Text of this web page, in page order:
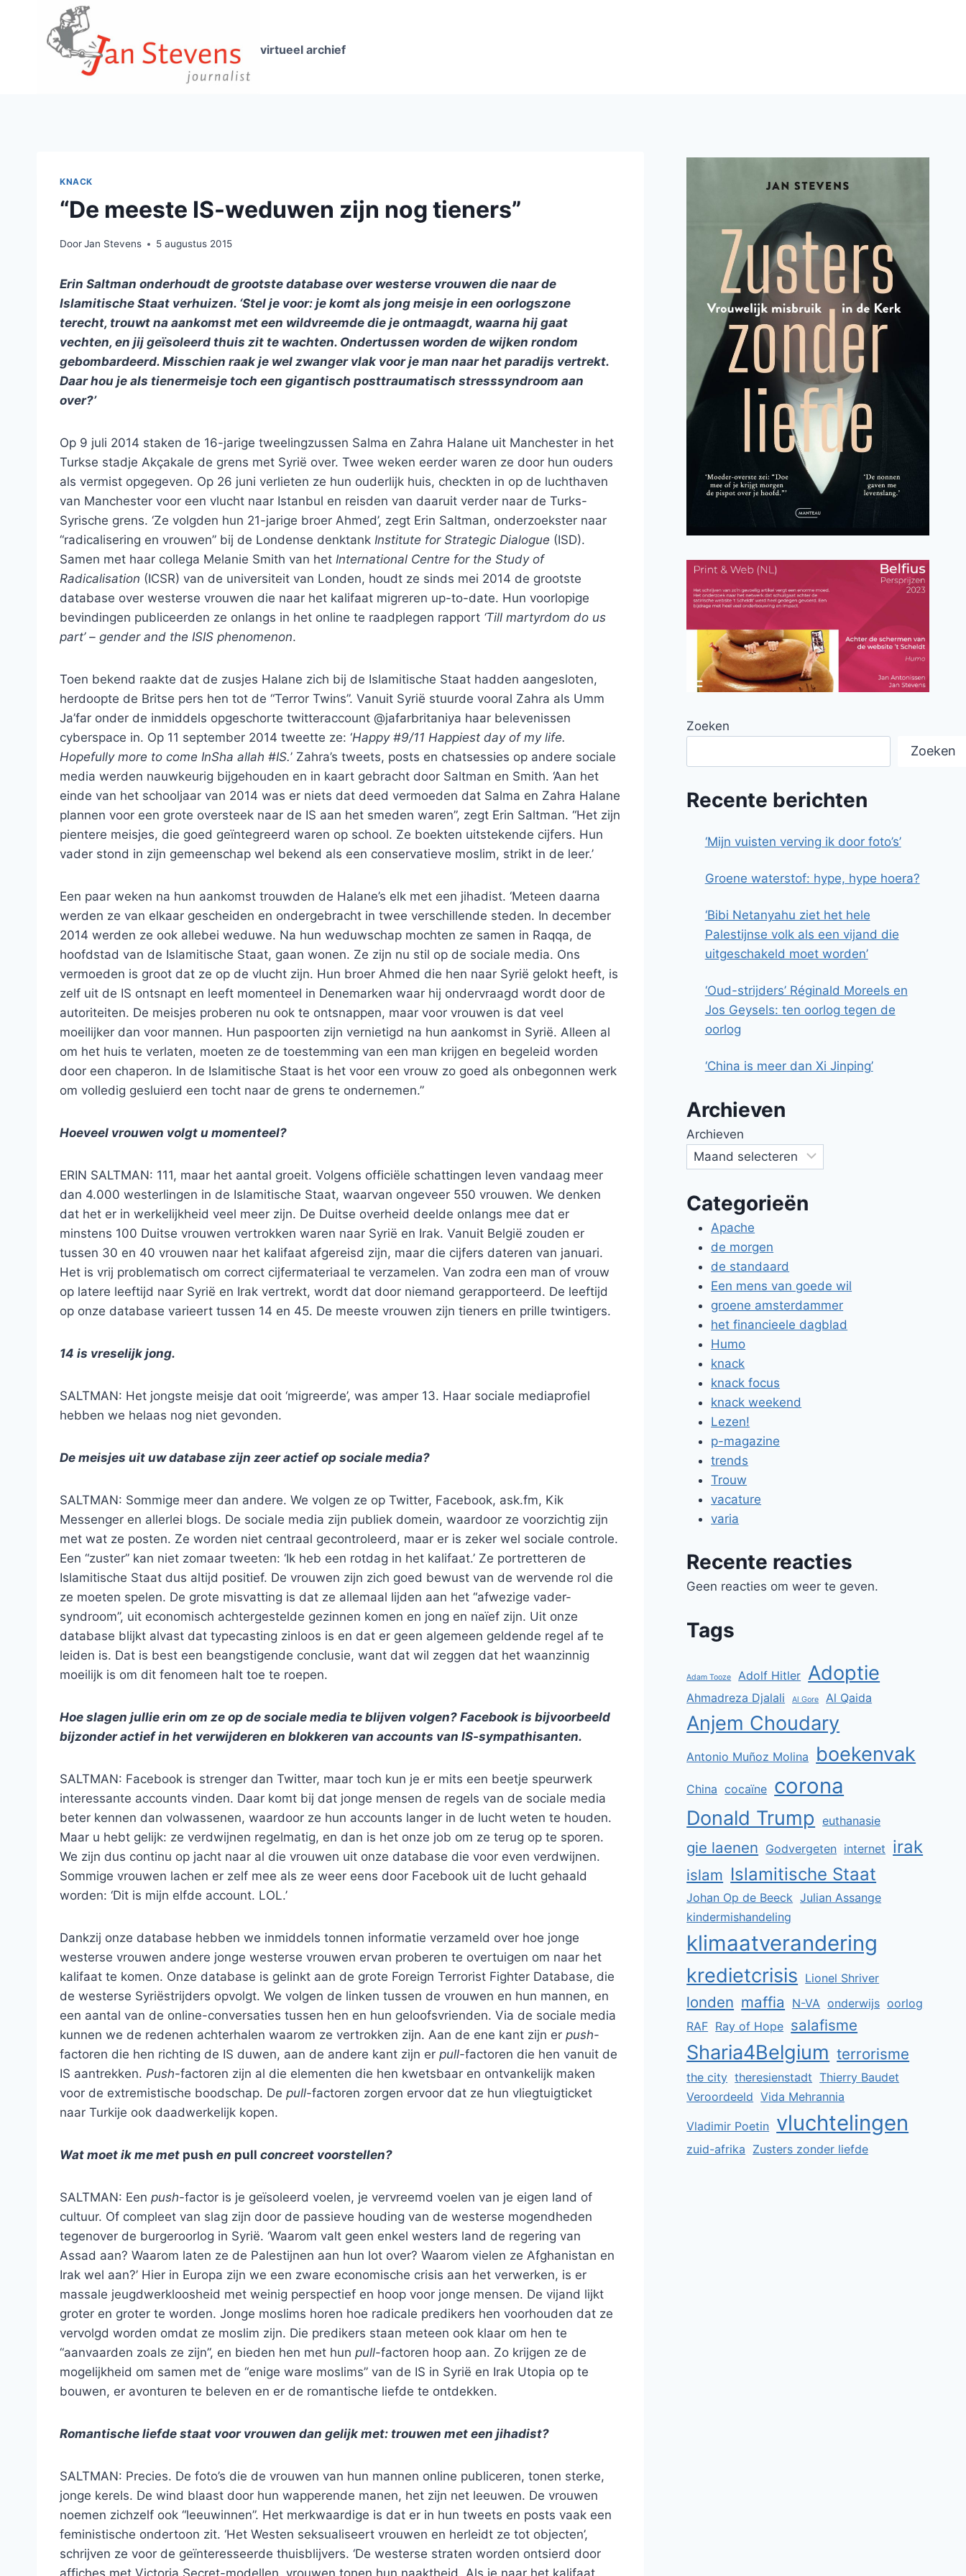
virtueel archief
KNACK
“De meeste IS-weduwen zijn nog tieners”
DoorJan Stevens 5 augustus 2015
Erin Saltman onderhoudt de grootste database over westerse vrouwen die naar de
Islamitische Staat verhuizen. ‘Stel je voor: je komt als jong meisje in een oorlogszone
terecht, trouwt na aankomst met een wildvreemde die je ontmaagdt, waarna hij gaat
vechten, en jij geïsoleerd thuis zit te wachten. Ondertussen worden de wijken rondom
gebombardeerd. Misschien raak je wel zwanger vlak voor je man naar het paradijs vertrekt.
Daar hou je als tienermeisje toch een gigantisch posttraumatisch stresssyndroom aan
over?’
Op 9 juli 2014 staken de 16-jarige tweelingzussen Salma en Zahra Halane uit Manchester in het
Turkse stadje Akçakale de grens met Syrië over. Twee weken eerder waren ze door hun ouders
als vermist opgegeven. Op 26 juni verlieten ze hun ouderlijk huis, checkten in op de luchthaven
van Manchester voor een vlucht naar Istanbul en reisden van daaruit verder naar de Turks-
Syrische grens. ‘Ze volgden hun 21-jarige broer Ahmed’, zegt Erin Saltman, onderzoekster naar
“radicalisering en vrouwen” bij de Londense denktank Institute for Strategic Dialogue (ISD).
Samen met haar collega Melanie Smith van het International Centre for the Study of
Radicalisation (ICSR) van de universiteit van Londen, houdt ze sinds mei 2014 de grootste
database over westerse vrouwen die naar het kalifaat migreren up-to-date. Hun voorlopige
bevindingen publiceerden ze onlangs in het online te raadplegen rapport ‘Till martyrdom do us
part’ – gender and the ISIS phenomenon.
Toen bekend raakte dat de zusjes Halane zich bij de Islamitische Staat hadden aangesloten,
herdoopte de Britse pers hen tot de “Terror Twins”. Vanuit Syrië stuurde vooral Zahra als Umm
Ja’far onder de inmiddels opgeschorte twitteraccount @jafarbritaniya haar belevenissen
cyberspace in. Op 11 september 2014 tweette ze: ‘Happy #9/11 Happiest day of my life.
Hopefully more to come InSha allah #IS.’ Zahra’s tweets, posts en chatsessies op andere sociale
media werden nauwkeurig bijgehouden en in kaart gebracht door Saltman en Smith. ‘Aan het
einde van het schooljaar van 2014 was er niets dat deed vermoeden dat Salma en Zahra Halane
plannen voor een grote oversteek naar de IS aan het smeden waren”, zegt Erin Saltman. “Het zijn
pientere meisjes, die goed geïntegreerd waren op school. Ze boekten uitstekende cijfers. Hun
vader stond in zijn gemeenschap wel bekend als een conservatieve moslim, strikt in de leer.’
Een paar weken na hun aankomst trouwden de Halane’s elk met een jihadist. ‘Meteen daarna
werden ze van elkaar gescheiden en ondergebracht in twee verschillende steden. In december
2014 werden ze ook allebei weduwe. Na hun weduwschap mochten ze samen in Raqqa, de
hoofdstad van de Islamitische Staat, gaan wonen. Ze zijn nu stil op de sociale media. Ons
vermoeden is groot dat ze op de vlucht zijn. Hun broer Ahmed die hen naar Syrië gelokt heeft, is
zelf uit de IS ontsnapt en leeft momenteel in Denemarken waar hij ondervraagd wordt door de
autoriteiten. De meisjes proberen nu ook te ontsnappen, maar voor vrouwen is dat veel
moeilijker dan voor mannen. Hun paspoorten zijn vernietigd na hun aankomst in Syrië. Alleen al
om het huis te verlaten, moeten ze de toestemming van een man krijgen en begeleid worden
door een chaperon. In de Islamitische Staat is het voor een vrouw zo goed als onbegonnen werk
om volledig gesluierd een tocht naar de grens te ondernemen.”
Hoeveel vrouwen volgt u momenteel?
ERIN SALTMAN: 111, maar het aantal groeit. Volgens officiële schattingen leven vandaag meer
dan 4.000 westerlingen in de Islamitische Staat, waarvan ongeveer 550 vrouwen. We denken
dat het er in werkelijkheid veel meer zijn. De Duitse overheid deelde onlangs mee dat er
minstens 100 Duitse vrouwen vertrokken waren naar Syrië en Irak. Vanuit België zouden er
tussen 30 en 40 vrouwen naar het kalifaat afgereisd zijn, maar die cijfers dateren van januari.
Het is vrij problematisch om correct cijfermateriaal te verzamelen. Van zodra een man of vrouw
op latere leeftijd naar Syrië en Irak vertrekt, wordt dat door niemand gerapporteerd. De leeftijd
op onze database varieert tussen 14 en 45. De meeste vrouwen zijn tieners en prille twintigers.
14 is vreselijk jong.
SALTMAN: Het jongste meisje dat ooit ‘migreerde’, was amper 13. Haar sociale mediaprofiel
hebben we helaas nog niet gevonden.
De meisjes uit uw database zijn zeer actief op sociale media?
SALTMAN: Sommige meer dan andere. We volgen ze op Twitter, Facebook, ask.fm, Kik
Messenger en allerlei blogs. De sociale media zijn publiek domein, waardoor ze voorzichtig zijn
met wat ze posten. Ze worden niet centraal gecontroleerd, maar er is zeker wel sociale controle.
Een “zuster” kan niet zomaar tweeten: ‘Ik heb een rotdag in het kalifaat.’ Ze portretteren de
Islamitische Staat dus altijd positief. De vrouwen zijn zich goed bewust van de wervende rol die
ze moeten spelen. De grote misvatting is dat ze allemaal lijden aan het “afwezige vader-
syndroom”, uit economisch achtergestelde gezinnen komen en jong en naïef zijn. Uit onze
database blijkt alvast dat typecasting zinloos is en dat er geen algemeen geldende regel af te
leiden is. Dat is best een beangstigende conclusie, want dat wil zeggen dat het waanzinnig
moeilijk is om dit fenomeen halt toe te roepen.
Hoe slagen jullie erin om ze op de sociale media te blijven volgen? Facebook is bijvoorbeeld
bijzonder actief in het verwijderen en blokkeren van accounts van IS-sympathisanten.
SALTMAN: Facebook is strenger dan Twitter, maar toch kun je er mits een beetje speurwerk
interessante accounts vinden. Daar komt bij dat jonge mensen de regels van de sociale media
beter kennen dan volwassenen, waardoor ze hun accounts langer in de lucht weten te houden.
Maar u hebt gelijk: ze verdwijnen regelmatig, en dan is het onze job om ze terug op te sporen.
We zijn dus continu op jacht naar al die vrouwen uit onze database die voor even verdwijnen.
Sommige vrouwen lachen er zelf mee als ze weer eens door Facebook uit de lucht gehaald
worden: ‘Dit is mijn elfde account. LOL.’
Dankzij onze database hebben we inmiddels tonnen informatie verzameld over hoe jonge
westerse vrouwen andere jonge westerse vrouwen ervan proberen te overtuigen om naar het
kalifaat te komen. Onze database is gelinkt aan de grote Foreign Terrorist Fighter Database, die
de westerse Syriëstrijders opvolgt. We volgen de linken tussen de vrouwen en hun mannen, en
een aantal van de online-conversaties tussen hen en hun geloofsvrienden. Via de sociale media
kunnen we de redenen achterhalen waarom ze vertrokken zijn. Aan de ene kant zijn er push-
factoren die hen richting de IS duwen, aan de andere kant zijn er pull-factoren die hen vanuit de
IS aantrekken. Push-factoren zijn al die elementen die hen kwetsbaar en ontvankelijk maken
voor de extremistische boodschap. De pull-factoren zorgen ervoor dat ze hun vliegtuigticket
naar Turkije ook daadwerkelijk kopen.
Wat moet ik me met push en pull concreet voorstellen?
SALTMAN: Een push-factor is je geïsoleerd voelen, je vervreemd voelen van je eigen land of
cultuur. Of compleet van slag zijn door de passieve houding van de westerse mogendheden
tegenover de burgeroorlog in Syrië. ‘Waarom valt geen enkel westers land de regering van
Assad aan? Waarom laten ze de Palestijnen aan hun lot over? Waarom vielen ze Afghanistan en
Irak wel aan?’ Hier in Europa zijn we een zware economische crisis aan het verwerken, is er
massale jeugdwerkloosheid met weinig perspectief en hoop voor jonge mensen. De vijand lijkt
groter en groter te worden. Jonge moslims horen hoe radicale predikers hen voorhouden dat ze
vervolgd worden omdat ze moslim zijn. Die predikers staan meteen ook klaar om hen te
“aanvaarden zoals ze zijn”, en bieden hen met hun pull-factoren hoop aan. Zo krijgen ze de
mogelijkheid om samen met de “enige ware moslims” van de IS in Syrië en Irak Utopia op te
bouwen, er avonturen te beleven en er de romantische liefde te ontdekken.
Romantische liefde staat voor vrouwen dan gelijk met: trouwen met een jihadist?
SALTMAN: Precies. De foto’s die de vrouwen van hun mannen online publiceren, tonen sterke,
jonge kerels. De wind blaast door hun wapperende manen, het zijn net leeuwen. De vrouwen
noemen zichzelf ook “leeuwinnen”. Het merkwaardige is dat er in hun tweets en posts vaak een
feministische ondertoon zit. ‘Het Westen seksualiseert vrouwen en herleidt ze tot objecten’,
schrijven ze voor de geïnteresseerde thuisblijvers. ‘De westerse straten worden ontsierd door
Zoeken
Zoeken
Recente berichten
‘Mijn vuisten verving ik door foto’s’
Groene waterstof: hype, hype hoera?
‘Bibi Netanyahu ziet het hele
Palestijnse volk als een vijand die
uitgeschakeld moet worden’
‘Oud-strijders’ Réginald Moreels en
Jos Geysels: ten oorlog tegen de
oorlog
‘China is meer dan Xi Jinping’
Archieven
Archieven
Categorieën
Apache
de morgen
de standaard
Een mens van goede wil
groene amsterdammer
het financieele dagblad
Humo
knack
knack focus
knack weekend
Lezen!
p-magazine
trends
Trouw
vacature
varia
Recente reacties
Geen reacties om weer te geven.
Tags
Adam Tooze Adolf Hitler Adoptie
Ahmadreza Djalali Al Gore Al Qaida
Anjem Choudary
Antonio Muñoz Molina boekenvak
China cocaïne corona
Donald Trump euthanasie
gie laenen Godvergeten internet irak
islam Islamitische Staat
Johan Op de Beeck Julian Assange
kindermishandeling
klimaatverandering
kredietcrisis Lionel Shriver
londen maffia N-VA onderwijs oorlog
RAF Ray of Hope salafisme
Sharia4Belgium terrorisme
the city theresienstadt Thierry Baudet
Veroordeeld Vida Mehrannia
Vladimir Poetin vluchtelingen
zuid-afrika Zusters zonder liefde